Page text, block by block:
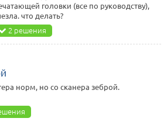
головки (все по руководству),
что делать?
2 решения
норм, но со сканера зеброй.